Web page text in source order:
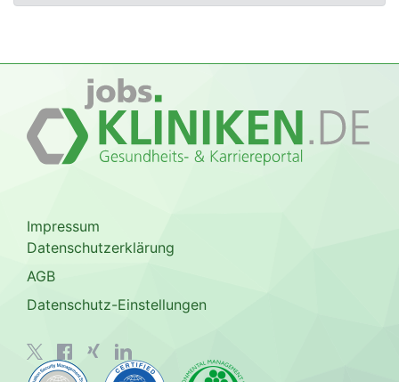
Impressum
Datenschutzerklärung
AGB
Datenschutz-Einstellungen